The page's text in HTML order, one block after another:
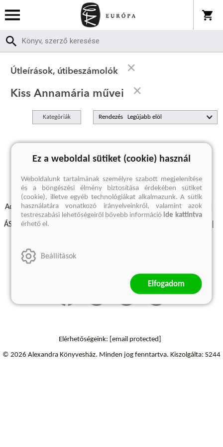
Útleírások, útibeszámolók
Kiss Annamária művei
Kategóriák Rendezés
A keresett kifejezésre nincs találat
Adatvédelmi szabályzatok Elállási felmondási nyilatkozat
ÁSZF - Vásárlási feltételek
Szállítási információk
Elérhetőségeink: [email protected]
© 2026 Alexandra Könyvesház. Minden jog fenntartva. Kiszolgálta: S244
Ez a weboldal sütiket (cookie) használ
Weboldalunk tartalmának személyre szabott megjelenítése
és a böngészési élmény biztosítása érdekében sütiket
(cookie), illetve egyéb technológiákat alkalmazunk. A sütik
használatára vonatkozó irányelveinkről, valamint azok
testreszabási lehetőségeiről bővebb információide kattintva
érhető el.
Beállítások
Elfogadom